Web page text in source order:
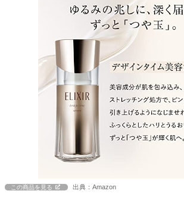
この商品を見る 出典：Amazon